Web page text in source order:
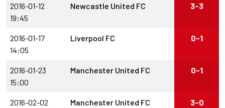
2016-01-12
19:45
Newcastle United FC 3-3
2016-01-17
14:05
Liverpool FC 0-1
2016-01-23
15:00
Manchester United FC 0-1
2016-02-02
Manchester United FC 3-0